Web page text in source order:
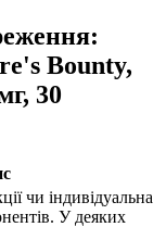
Bounty,
30
чи індивідуальна
У деяких